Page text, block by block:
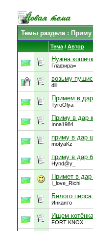
Темы раздела: Приму
Тема / Автор
Нужна
Глафира=
возьму
dili
Примем в
TyroOlya
Приму в дар
Inna1984
приму в дар
motyaKz
приму в дар
Hynd@y_
Примет в дар
I_love_Richi
Белого
Инканто
Ищем
FORT KNOX